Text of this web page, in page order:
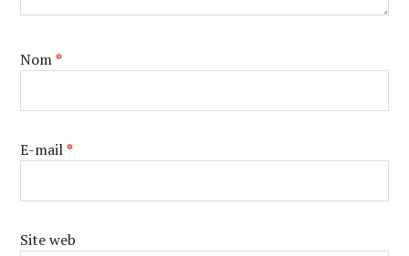
Nom*
E-mail*
Site web